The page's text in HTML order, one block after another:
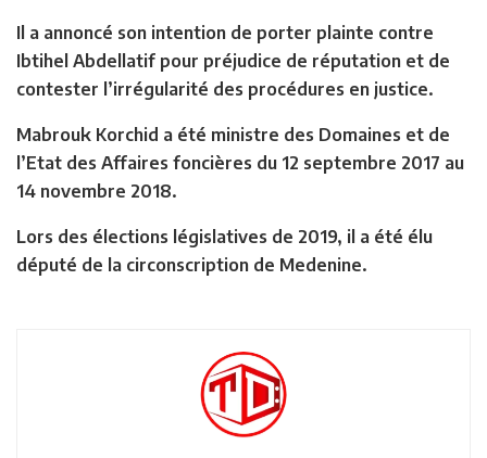
Il a annoncé son intention de porter plainte contre
Ibtihel Abdellatif pour préjudice de réputation et de
contester l’irrégularité des procédures en justice.
Mabrouk Korchid a été ministre des Domaines et de
l’Etat des Affaires foncières du 12 septembre 2017 au
14 novembre 2018.
Lors des élections législatives de 2019, il a été élu
député de la circonscription de Medenine.